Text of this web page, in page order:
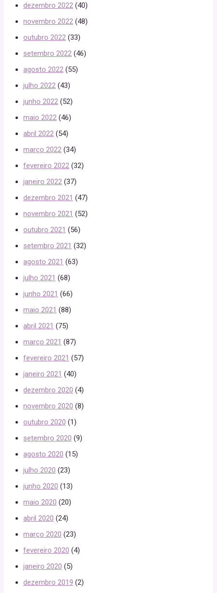
dezembro 2022 (40)
novembro 2022 (48)
outubro 2022 (33)
setembro 2022 (46)
agosto 2022 (55)
julho 2022 (43)
junho 2022 (52)
maio 2022 (46)
abril 2022 (54)
março 2022 (34)
fevereiro 2022 (32)
janeiro 2022 (37)
dezembro 2021 (47)
novembro 2021 (52)
outubro 2021 (56)
setembro 2021 (32)
agosto 2021 (63)
julho 2021 (68)
junho 2021 (66)
maio 2021 (88)
abril 2021 (75)
março 2021 (87)
fevereiro 2021 (57)
janeiro 2021 (40)
dezembro 2020 (4)
novembro 2020 (8)
outubro 2020 (1)
setembro 2020 (9)
agosto 2020 (15)
julho 2020 (23)
junho 2020 (13)
maio 2020 (20)
abril 2020 (24)
março 2020 (23)
fevereiro 2020 (4)
janeiro 2020 (5)
dezembro 2019 (2)